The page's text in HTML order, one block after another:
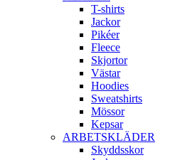
T-shirts
Jackor
Pikéer
Fleece
Skjortor
Västar
Hoodies
Sweatshirts
Mössor
Kepsar
ARBETSKLÄDER
Skyddsskor